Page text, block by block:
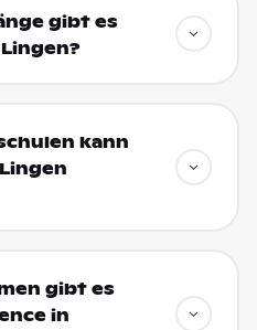
gibt es
kann
gibt es
in